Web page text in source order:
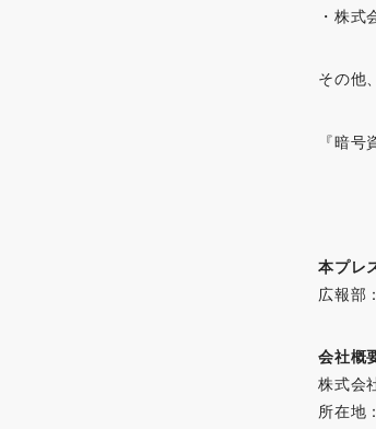
・株
その他
『暗
本プレ
広報部：
会社概
株式会
所在地